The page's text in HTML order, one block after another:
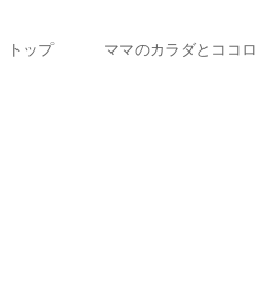
トップ ママのカラダとココロ